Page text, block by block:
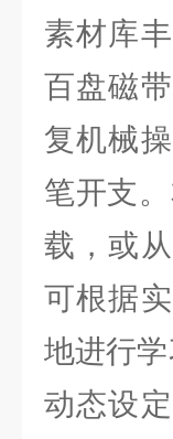
素材库
百盘磁
复机械
笔开支
载，或
可根据
地进行
动态设